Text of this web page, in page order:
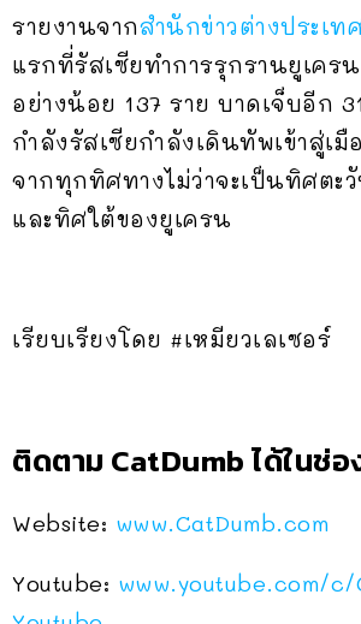
รายงานจากสำนักข่าวต่างประเทศ
แรกที่รัสเซียทำการรุกรานยูเคร
อย่างน้อย 137 ราย บาดเจ็บอีก
กำลังรัสเซียกำลังเดินทัพเข้าสู่เ
จากทุกทิศทางไม่ว่าจะเป็นทิศตะ
และทิศใต้ของยูเครน
เรียบเรียงโดย #เหมียวเลเซอร์
ติดตาม CatDumb ได้ในช่
Website: www.CatDumb.com
Youtube: www.youtube.com/c/